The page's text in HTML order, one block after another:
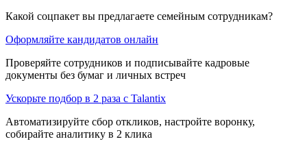
Какой соцпакет вы предлагаете семейным сотрудникам?
Оформляйте кандидатов онлайн
Проверяйте сотрудников и подписывайте кадровые
документы без бумаг и личных встреч
Ускорьте подбор в 2 раза с Talantix
Автоматизируйте сбор откликов, настройте воронку,
собирайте аналитику в 2 клика